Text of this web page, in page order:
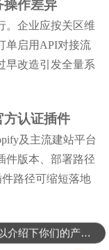
操作差异
。企业应按关区维
单启用API对接流
早改造引发全量系
方认证插件
及主流建站平台
件版本、部署路径
路径可缩短落地
库并完成内部
可以介绍下你们的产品么